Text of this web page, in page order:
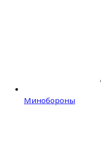
Минобороны